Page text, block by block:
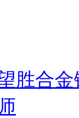
胜合